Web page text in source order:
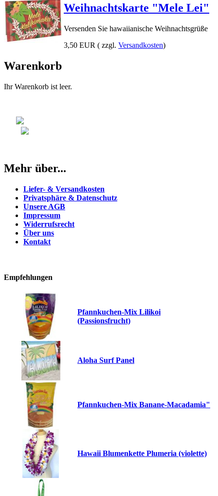
Weihnachtskarte "Mele Lei"
Versenden Sie hawaiianische Weihnachtsgrüße
3,50 EUR ( zzgl. Versandkosten)
Warenkorb
Ihr Warenkorb ist leer.
Mehr über...
Liefer- & Versandkosten
Privatsphäre & Datenschutz
Unsere AGB
Impressum
Widerrufsrecht
Über uns
Kontakt
Empfehlungen
Pfannkuchen-Mix Lilikoi
(Passionsfrucht)
Aloha Surf Panel
Pfannkuchen-Mix Banane-Macadamia"
Hawaii Blumenkette Plumeria (violette)